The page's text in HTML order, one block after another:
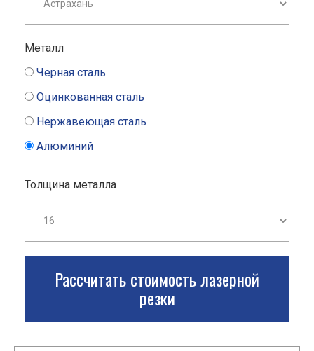
Металл
Черная сталь
Оцинкованная сталь
Нержавеющая сталь
Алюминий
Толщина металла
Рассчитать стоимость лазерной
резки